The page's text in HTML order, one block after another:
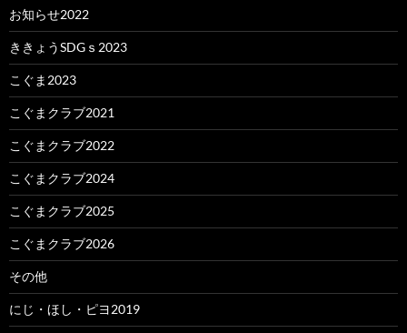
お知らせ2022
ききょうSDGｓ2023
こぐま2023
こぐまクラブ2021
こぐまクラブ2022
こぐまクラブ2024
こぐまクラブ2025
こぐまクラブ2026
その他
にじ・ほし・ピヨ2019